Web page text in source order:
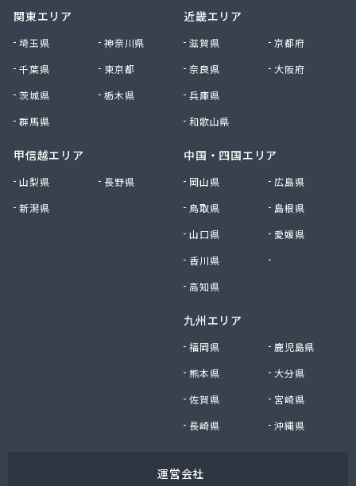
石黒商事株式会社 多治見・可児営業所
千賀石油株式会社
川地商店
泉北ガス株式会社
足立商店
村山プロパン
大一石油株式会社本社
大屋商店有限会社
大垣ガス株式会社 岐阜営業所
大陽日酸エネルギー株式会社 岐阜支店本巣出張所
大陽日酸エネルギー中部株式会社 東濃支店
中島米穀株式会社 本社
関東エリア
埼玉県
神奈川県
千葉県
東京都
茨城県
栃木県
群馬県
甲信越エリア
山梨県
長野県
新潟県
近畿エリア
滋賀県
京都府
奈良県
大阪府
兵庫県
和歌山県
中国・四国エリア
岡山県
広島県
鳥取県
島根県
山口県
愛媛県
香川県
高知県
九州エリア
福岡県
鹿児島県
熊本県
大分県
佐賀県
宮崎県
長崎県
沖縄県
運営会社